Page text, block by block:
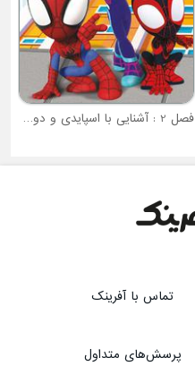
فصل 2 : آشنایی با اسپایدی و دوستان شگفت انگیزش
تماس با آفرینک
پرسش‌های متداول